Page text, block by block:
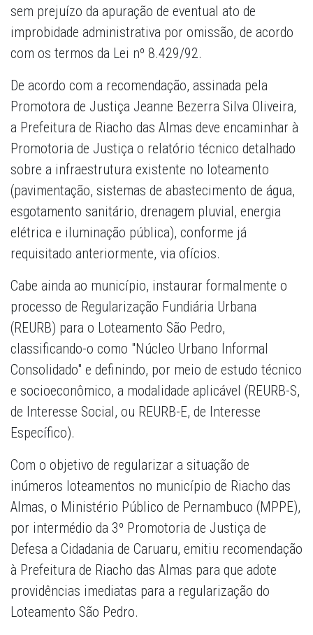
sem prejuízo da apuração de eventual ato de
improbidade administrativa por omissão, de acordo
com os termos da Lei nº 8.429/92.
De acordo com a recomendação, assinada pela
Promotora de Justiça Jeanne Bezerra Silva Oliveira,
a Prefeitura de Riacho das Almas deve encaminhar à
Promotoria de Justiça o relatório técnico detalhado
sobre a infraestrutura existente no loteamento
(pavimentação, sistemas de abastecimento de água,
esgotamento sanitário, drenagem pluvial, energia
elétrica e iluminação pública), conforme já
requisitado anteriormente, via ofícios.
Cabe ainda ao município, instaurar formalmente o
processo de Regularização Fundiária Urbana
(REURB) para o Loteamento São Pedro,
classificando-o como "Núcleo Urbano Informal
Consolidado" e definindo, por meio de estudo técnico
e socioeconômico, a modalidade aplicável (REURB-S,
de Interesse Social, ou REURB-E, de Interesse
Específico).
Com o objetivo de regularizar a situação de
inúmeros loteamentos no município de Riacho das
Almas, o Ministério Público de Pernambuco (MPPE),
por intermédio da 3º Promotoria de Justiça de
Defesa a Cidadania de Caruaru, emitiu recomendação
à Prefeitura de Riacho das Almas para que adote
providências imediatas para a regularização do
Loteamento São Pedro.